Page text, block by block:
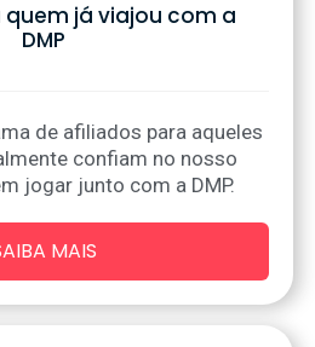
quem já viajou com a
DMP
de afiliados para aqueles
confiam no nosso
jogar junto com a DMP.
MAIS